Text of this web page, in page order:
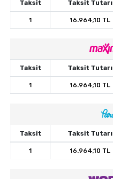
Taksit Taksit Tutarı
1 16.964,10 TL
Taksit Taksit Tutarı
1 16.964,10 TL
Taksit Taksit Tutarı
1 16.964,10 TL